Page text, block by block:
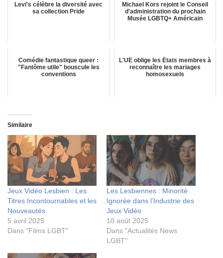
Levi's célèbre la diversité avec
sa collection Pride
Michael Kors rejoint le Conseil
d'administration du prochain
Musée LGBTQ+ Américain
Comédie fantastique queer :
"Fantôme utile" bouscule les
conventions
L'UE oblige les États membres à
reconnaître les mariages
homosexuels
Similaire
Jeux Vidéo Lesbien : Les
Titres Incontournables et les
Nouveautés
5 avril 2025
Dans "Films LGBT"
Les Lesbiennes : Minorité
Ignorée dans l’Industrie des
Jeux Vidéo
10 août 2025
Dans "Actualités News
LGBT"